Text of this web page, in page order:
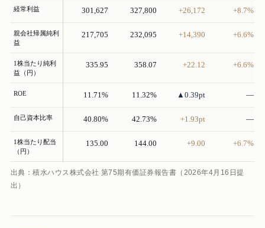
経常利益 301,627 327,800 +26,172 +8.7%
親会社帰属純利
益
217,705 232,095 +14,390 +6.6%
1株当たり純利
益（円）
335.95 358.07 +22.12 +6.6%
ROE 11.71% 11.32% ▲0.39pt —
自己資本比率 40.80% 42.73% +1.93pt —
1株当たり配当
（円）
135.00 144.00 +9.00 +6.7%
出典：積水ハウス株式会社 第75期有価証券報告書（2026年4月16日提
出）